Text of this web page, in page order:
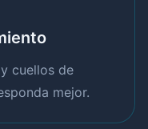
cuellos de
mejor.